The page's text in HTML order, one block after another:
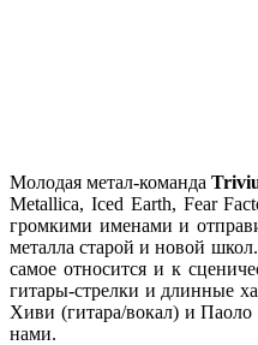
Молодая метал-команда
Metallica, Iced Earth, Fear
громкими именами и
металла старой и новой
самое относится и к
гитары-стрелки и длинные
Хиви (гитара/вокал) и Паоло
нами.